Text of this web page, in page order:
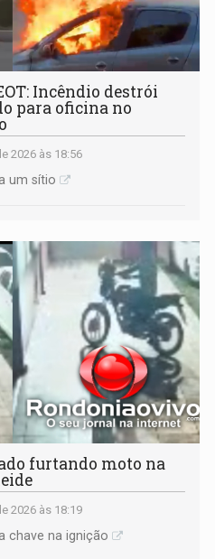
Incêndio destrói
para oficina no
2026 às 18:56
um sítio
furtando moto na
2026 às 18:19
chave na ignição